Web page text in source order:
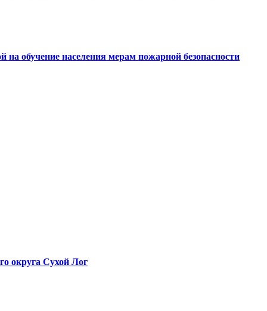
обучение населения мерам пожарной безопасности
округа Сухой Лог